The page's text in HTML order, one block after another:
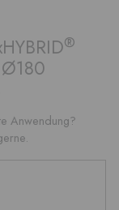
®
Anwendung?